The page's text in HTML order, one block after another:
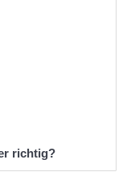
richtig?